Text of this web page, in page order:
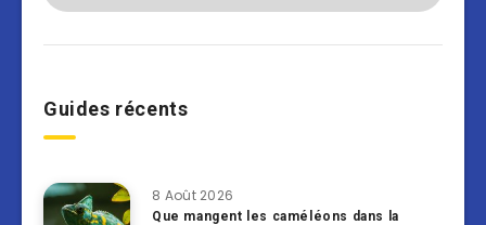
Guides récents
8 Août 2026
Que mangent les caméléons dans la